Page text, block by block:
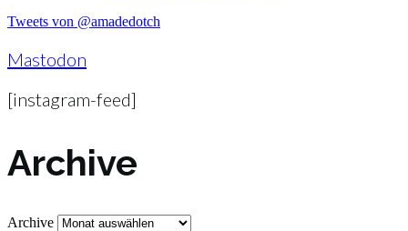
Tweets von @amadedotch
Mastodon
[instagram-feed]
Archive
Archive